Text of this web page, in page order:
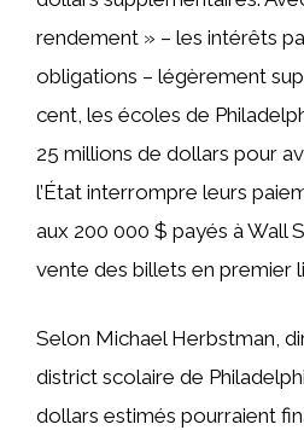
rendement » – les intérêts
obligations – légèrement
cent, les écoles de
25 millions de dollars pour
l’État interrompre leurs
aux 200 000 $ payés à Wall
vente des billets en premier
Selon Michael Herbstman,
district scolaire de
dollars estimés pourraient